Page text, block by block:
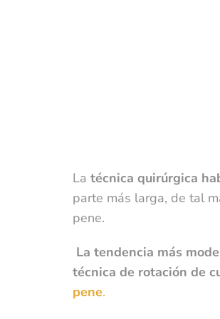
La técnica quirúrgica
parte más larga, de tal
pene.
La tendencia más
técnica de rotación de
pene.